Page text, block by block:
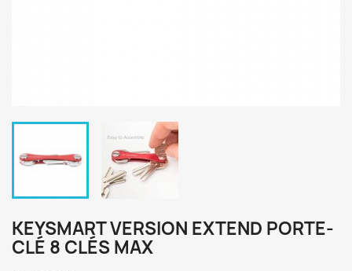
KEYSMART VERSION EXTEND PORTE-
CLÉ 8 CLÉS MAX